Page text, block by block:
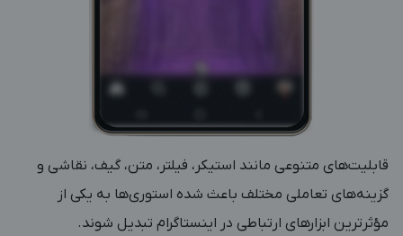
قابلیت‌های متنوعی مانند استیکر، فیلتر، متن، گیف، نقاشی و
گزینه‌های تعاملی مختلف باعث شده استوری‌ها به یکی از
مؤثرترین ابزارهای ارتباطی در اینستاگرام تبدیل شوند.